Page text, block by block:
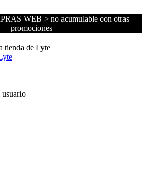
WEB > no acumulable con otras
promociones